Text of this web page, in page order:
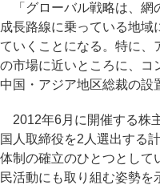
「グローバル戦略は、網
成長路線に乗っている地域
ていくことになる。特に、
の市場に近いところに、コ
中国・アジア地区総裁の設
2012年6月に開催する株
国人取締役を2人選出する
体制の確立のひとつとして
民活動にも取り組む姿勢を